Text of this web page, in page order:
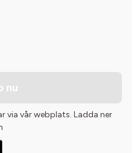
nu
via vår webplats. Ladda ner